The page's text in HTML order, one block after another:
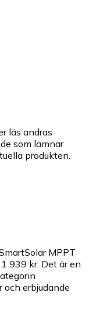
läs andras
som lämnar
produkten.
MPPT
939 kr. Det är en
och erbjudande